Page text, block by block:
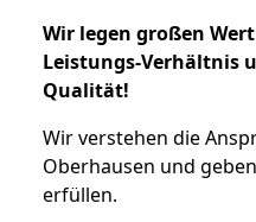
Wir legen großen
Leistungs-Verhältnis
Qualität!
Wir verstehen die
Oberhausen und
erfüllen.